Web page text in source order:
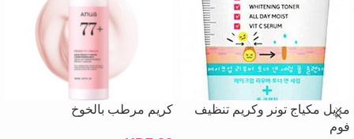
مزيل مكياج تونر وكريم تنظيف
فوم
كريم مرطب بالخوخ